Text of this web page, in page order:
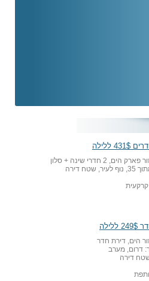
2 חדרי שינה + סלון
הים, דירת חדר
דרום, מערב